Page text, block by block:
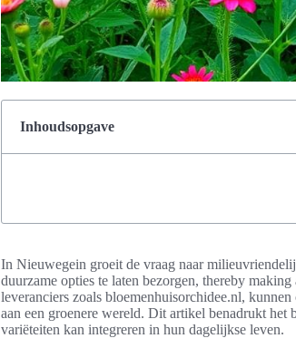
Inhoudsopgave
In Nieuwegein groeit de vraag naar
duurzame opties te laten bezorgen, thereby
leveranciers zoals bloemenhuisorchidee.nl,
aan een groenere wereld. Dit artikel benadrukt het
variëteiten kan integreren in hun dagelijkse leven.